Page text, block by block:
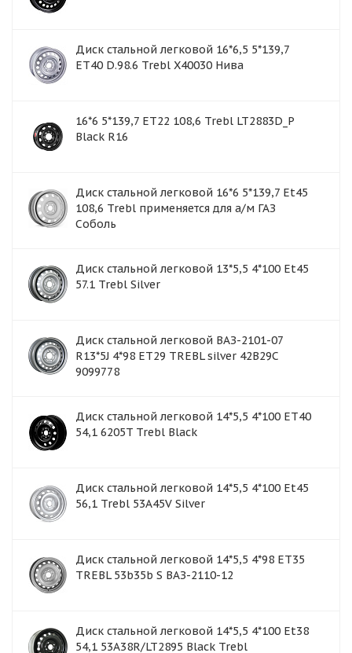
Диск стальной легковой 16*6,5 5*139,7
ET40 D.98.6 Trebl X40030 Нива
16*6 5*139,7 ET22 108,6 Trebl LT2883D_P
Black R16
Диск стальной легковой 16*6 5*139,7 Et45
108,6 Trebl применяется для а/м ГАЗ
Соболь
Диск стальной легковой 13*5,5 4*100 Et45
57.1 Trebl Silver
Диск стальной легковой ВАЗ-2101-07
R13*5J 4*98 ET29 TREBL silver 42B29C
9099778
Диск стальной легковой 14*5,5 4*100 ET40
54,1 6205T Trebl Black
Диск стальной легковой 14*5,5 4*100 Et45
56,1 Trebl 53A45V Silver
Диск стальной легковой 14*5,5 4*98 ET35
TREBL 53b35b S ВАЗ-2110-12
Диск стальной легковой 14*5,5 4*100 Et38
54,1 53A38R/LT2895 Black Trebl